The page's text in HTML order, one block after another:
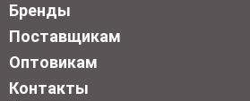
Бренды
Поставщикам
Оптовикам
Контакты